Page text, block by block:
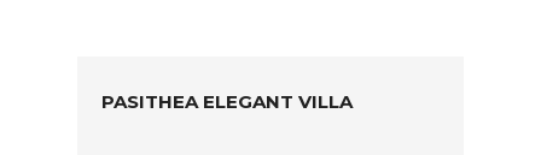
PASITHEA ELEGANT VILLA